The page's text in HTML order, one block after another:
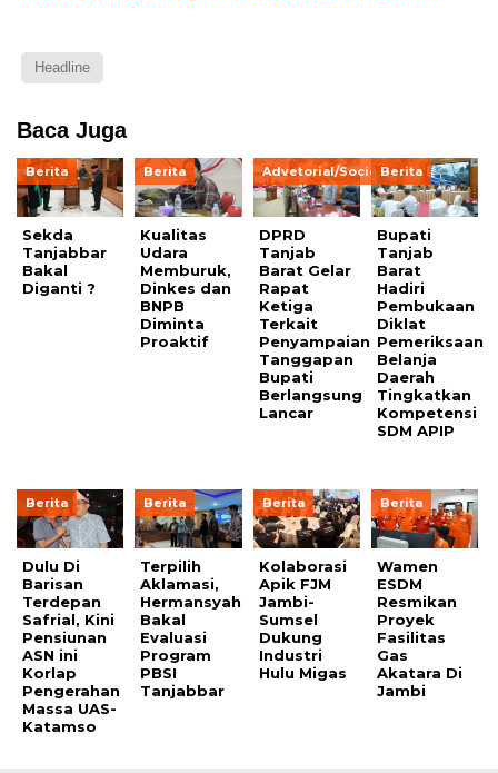
Headline
Baca Juga
Berita
Sekda
Tanjabbar
Bakal
Diganti ?
Berita
Kualitas
Udara
Memburuk,
Dinkes dan
BNPB
Diminta
Proaktif
Advetorial/Society
DPRD
Tanjab
Barat Gelar
Rapat
Ketiga
Terkait
Penyampaian
Tanggapan
Bupati
Berlangsung
Lancar
Berita
Bupati
Tanjab
Barat
Hadiri
Pembukaan
Diklat
Pemeriksaan
Belanja
Daerah
Tingkatkan
Kompetensi
SDM APIP
Berita
Dulu Di
Barisan
Terdepan
Safrial, Kini
Pensiunan
ASN ini
Korlap
Pengerahan
Massa UAS-
Katamso
Berita
Terpilih
Aklamasi,
Hermansyah
Bakal
Evaluasi
Program
PBSI
Tanjabbar
Berita
Kolaborasi
Apik FJM
Jambi-
Sumsel
Dukung
Industri
Hulu Migas
Berita
Wamen
ESDM
Resmikan
Proyek
Fasilitas
Gas
Akatara Di
Jambi